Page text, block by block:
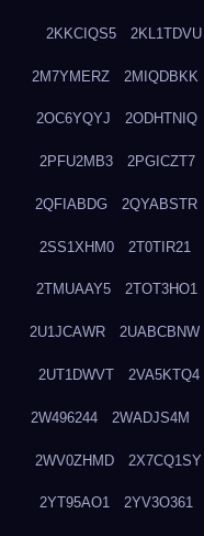
2KKCIQS5 2KL1TDVU
2M7YMERZ 2MIQDBKK
2OC6YQYJ 2ODHTNIQ
2PFU2MB3 2PGICZT7
2QFIABDG 2QYABSTR
2SS1XHM0 2T0TIR21
2TMUAAY5 2TOT3HO1
2U1JCAWR 2UABCBNW
2UT1DWVT 2VA5KTQ4
2W496244 2WADJS4M
2WV0ZHMD 2X7CQ1SY
2YT95AO1 2YV3O361